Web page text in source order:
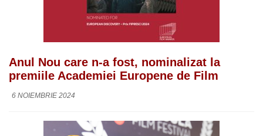
Anul Nou care n-a fost, nominalizat la
premiile Academiei Europene de Film
6 NOIEMBRIE 2024